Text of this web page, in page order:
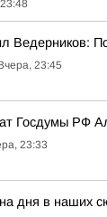
Ведерников:
23:45
Госдумы РФ
23:33
дня в наших